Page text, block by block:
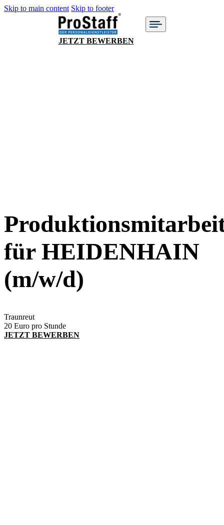
Skip to main content Skip to footer
JETZT BEWERBEN
für HEIDENHAIN
(m/w/d)
Traunreut
20 Euro pro Stunde
JETZT BEWERBEN